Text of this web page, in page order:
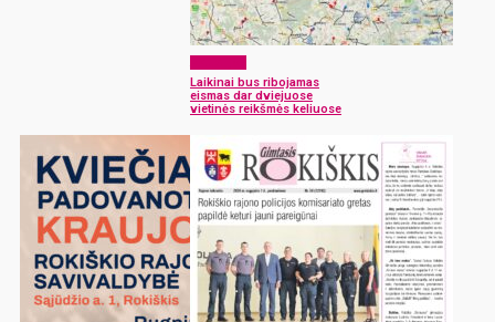
Laikinai bus ribojamas
eismas dar dviejuose
vietinės reikšmės keliuose